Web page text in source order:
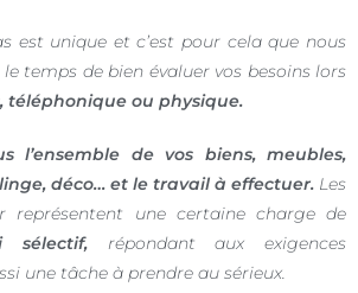
est unique et c’est pour cela que nous
le temps de bien évaluer vos besoins lors
téléphonique ou physique.
l’ensemble de vos biens, meubles,
déco… et le travail à effectuer. Les
représentent une certaine charge de
répondant aux exigences
une tâche à prendre au sérieux.